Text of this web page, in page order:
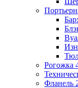
Рогожка
Фланель